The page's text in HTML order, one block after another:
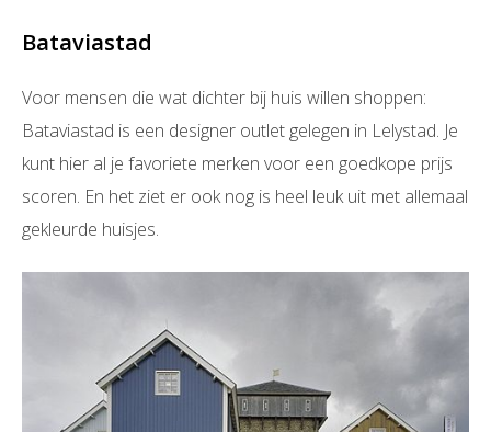
Bataviastad
Voor mensen die wat dichter bij huis willen shoppen:
Bataviastad is een designer outlet gelegen in Lelystad. Je
kunt hier al je favoriete merken voor een goedkope prijs
scoren. En het ziet er ook nog is heel leuk uit met allemaal
gekleurde huisjes.